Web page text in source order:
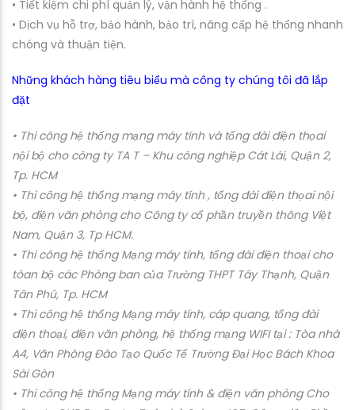
• Tiết kiệm chi phí quản lý, vận hành hệ thống .
• Dịch vụ hỗ trợ, bảo hành, bảo trì, nâng cấp hệ thống nhanh
chóng và thuận tiện.
Những khách hàng tiêu biểu mà công ty chúng tôi đã lắp
đặt
• Thi công hệ thống mạng máy tính và tổng đài điện thọai
nội bộ cho công ty TA T – Khu công nghiệp Cát Lái, Quận 2,
Tp. HCM
• Thi công hệ thống mạng máy tính , tổng đài điện thọai nội
bộ, điện văn phòng cho Công ty cổ phần truyền thông Việt
Nam, Quận 3, Tp HCM.
• Thi công hệ thống Mạng máy tính, tổng đài điện thoại cho
tòan bộ các Phòng ban của Trường THPT Tây Thạnh, Quận
Tân Phú, Tp. HCM
• Thi công hệ thống Mạng máy tính, cáp quang, tổng đài
điện thoại, điện văn phòng, hệ thống mạng WIFI tại : Tòa nhà
A4, Văn Phòng Đào Tạo Quốc Tế Trường Đại Học Bách Khoa
Sài Gòn
• Thi công hệ thống Mạng máy tính & điện văn phòng Cho